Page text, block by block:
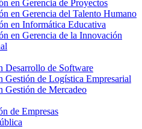
en Gerencia de Proyectos
en Gerencia del Talento Humano
en Informática Educativa
en Gerencia de la Innovación
Desarrollo de Software
Gestión de Logística Empresarial
Gestión de Mercadeo
de Empresas